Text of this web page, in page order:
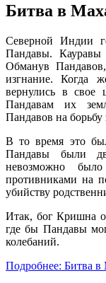
Битва в
Северной Индии
Пандавы. Кауравы
Обманув
изгнание. Когда
вернулись в свое
Пандавам их
Пандавов на борьбу
В то время это
Пандавы были
невозможно
противниками на
убийству
Итак, бог Кришна
где бы Пандавы
колебаний.
Подробнее: Битва в